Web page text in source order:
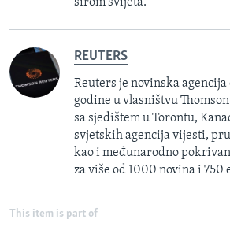
REUTERS
Reuters je novinska agencija
godine u vlasništvu
sa sjedištem u Torontu,
svjetskih agencija vijesti,
kao i međunarodno
za više od 1000 novina i
This item is part of